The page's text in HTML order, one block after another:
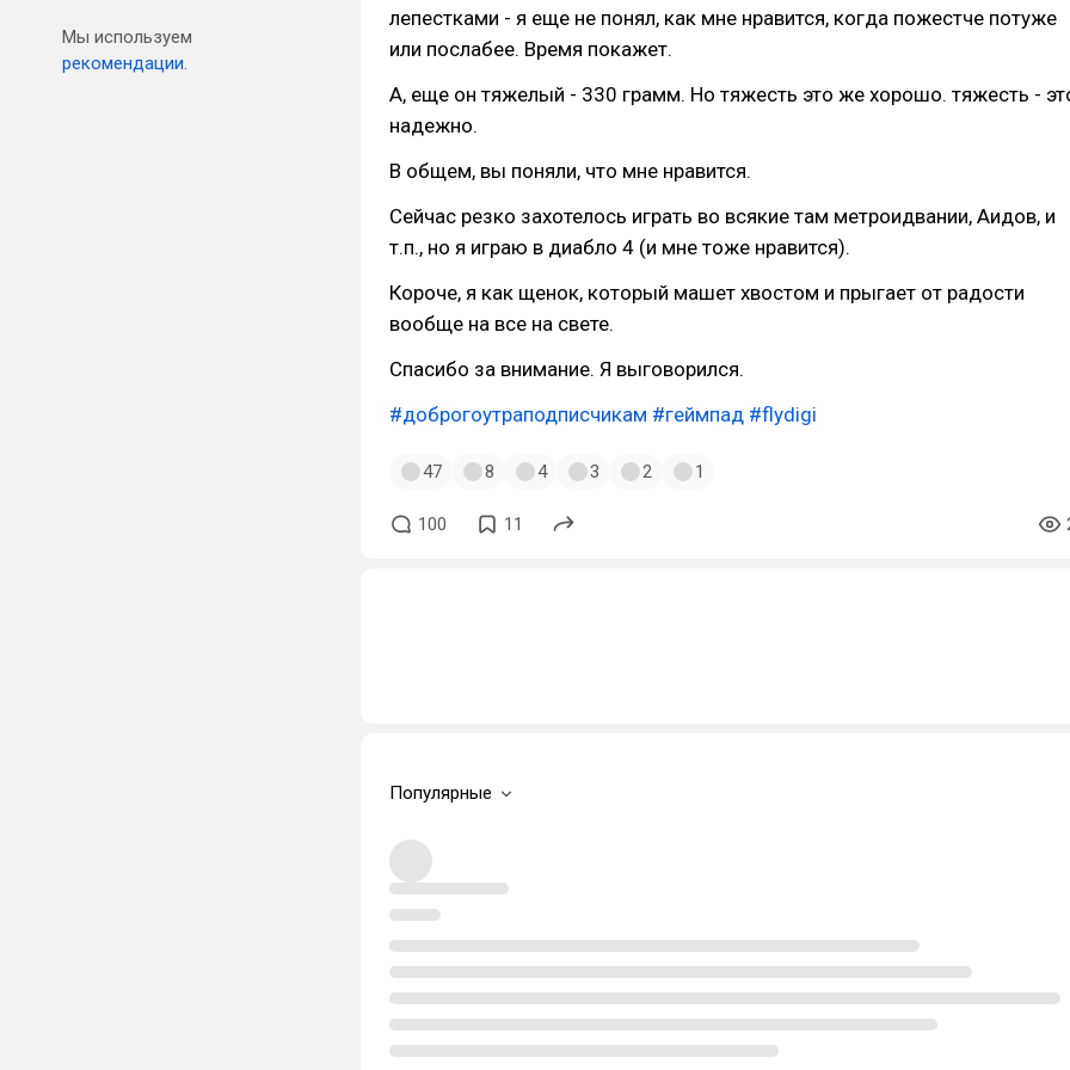
Мы используем
рекомендации.
лепестками - я еще не понял, как мне нравится, когда пожестче потуже
или послабее. Время покажет.
А, еще он тяжелый - 330 грамм. Но тяжесть это же хорошо. тяжесть -
надежно.
В общем, вы поняли, что мне нравится.
Сейчас резко захотелось играть во всякие там метроидвании, Аидов, и
т.п., но я играю в диабло 4 (и мне тоже нравится).
Короче, я как щенок, который машет хвостом и прыгает от радости
вообще на все на свете.
Спасибо за внимание. Я выговорился.
#доброгоутраподписчикам #геймпад #flydigi
47 8 4 3 2 1
100 11
Популярные